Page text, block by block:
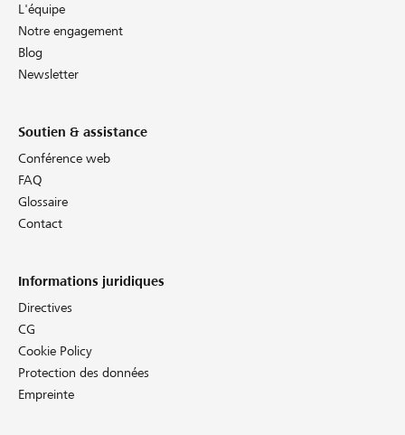
L'équipe
Notre engagement
Blog
Newsletter
Soutien & assistance
Conférence web
FAQ
Glossaire
Contact
Informations juridiques
Directives
CG
Cookie Policy
Protection des données
Empreinte